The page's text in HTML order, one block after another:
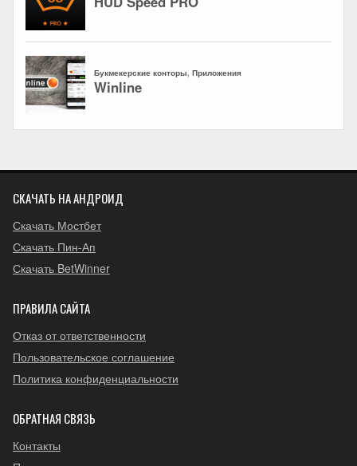
СКАЧАТЬ НА АНДРОИД
Скачать Мостбет
Скачать Пин-Ап
Скачать BetWinner
ПРАВИЛА САЙТА
Отказ от ответственности
Пользовательское соглашение
Политика конфиденциальности
ОБРАТНАЯ СВЯЗЬ
Контакты